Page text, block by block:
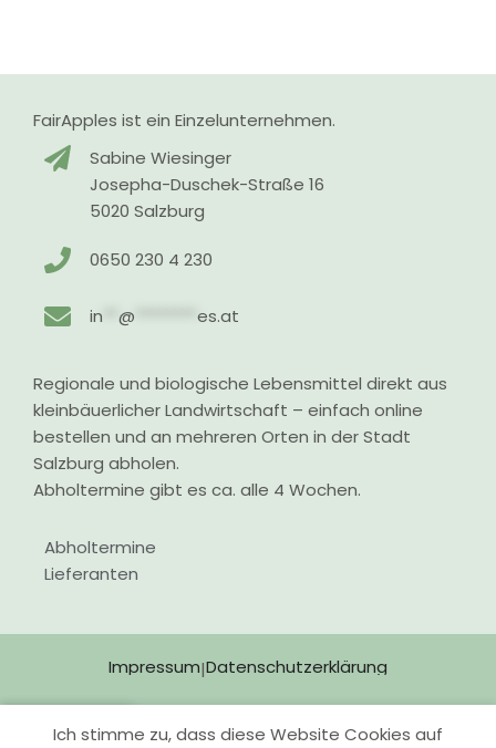
FairApples ist ein Einzelunternehmen.
Sabine Wiesinger
Josepha-Duschek-Straße 16
5020 Salzburg
0650 230 4 230
in **@ ********es.at
Regionale und biologische Lebensmittel direkt aus
kleinbäuerlicher Landwirtschaft – einfach online
bestellen und an mehreren Orten in der Stadt
Salzburg abholen.
Abholtermine gibt es ca. alle 4 Wochen.
Abholtermine
Lieferanten
Impressum|Datenschutzerklärung
Ich stimme zu, dass diese Website Cookies auf